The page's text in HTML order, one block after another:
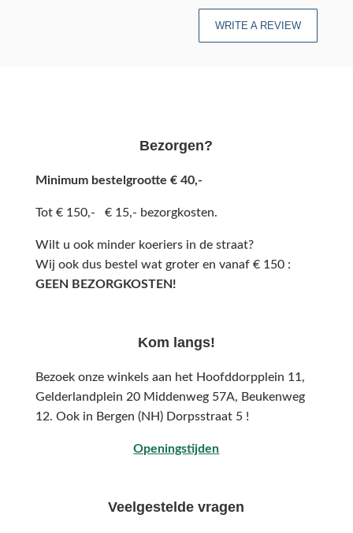
WRITE A REVIEW
Bezorgen?
Minimum bestelgrootte € 40,-
Tot € 150,- € 15,- bezorgkosten.
Wilt u ook minder koeriers in de straat?
Wij ook dus bestel wat groter en vanaf € 150 :
GEEN BEZORGKOSTEN!
Kom langs!
Bezoek onze winkels aan het Hoofddorpplein 11,
Gelderlandplein 20 Middenweg 57A, Beukenweg
12. Ook in Bergen (NH) Dorpsstraat 5 !
Openingstijden
Veelgestelde vragen